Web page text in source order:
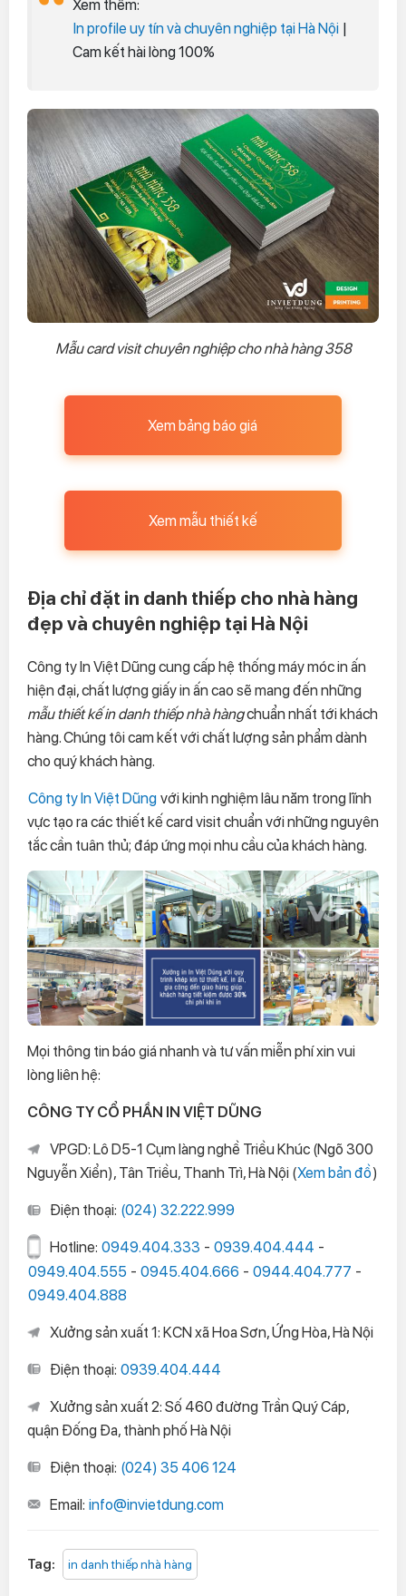
Xem thêm:
In profile uy tín và chuyên nghiệp tại Hà Nội |
Cam kết hài lòng 100%
Mẫu card visit chuyên nghiệp cho nhà hàng 358
Xem bảng báo giá
Xem mẫu thiết kế
Địa chỉ đặt in danh thiếp cho nhà hàng
đẹp và chuyên nghiệp tại Hà Nội
Công ty In Việt Dũng cung cấp hệ thống máy móc in ấn
hiện đại, chất lượng giấy in ấn cao sẽ mang đến những
mẫu thiết kế in danh thiếp nhà hàngchuẩn nhất tới khách
hàng. Chúng tôi cam kết với chất lượng sản phẩm dành
cho quý khách hàng.
Công ty In Việt Dũng với kinh nghiệm lâu năm trong lĩnh
vực tạo ra các thiết kế card visit chuẩn với những nguyên
tắc cần tuân thủ; đáp ứng mọi nhu cầu của khách hàng.
Mọi thông tin báo giá nhanh và tư vấn miễn phí xin vui
lòng liên hệ:
CÔNG TY CỔ PHẦN IN VIỆT DŨNG
VPGD: Lô D5-1 Cụm làng nghề Triều Khúc (Ngõ 300
Nguyễn Xiển), Tân Triều, Thanh Trì, Hà Nội (Xem bản đồ)
Điện thoại: (024) 32.222.999
Hotline: 0949.404.333 - 0939.404.444 -
0949.404.555 - 0945.404.666 - 0944.404.777 -
0949.404.888
Xưởng sản xuất 1: KCN xã Hoa Sơn, Ứng Hòa, Hà Nội
Điện thoại: 0939.404.444
Xưởng sản xuất 2: Số 460 đường Trần Quý Cáp,
quận Đống Đa, thành phố Hà Nội
Điện thoại: (024) 35 406 124
Email: info@invietdung.com
Tag: in danh thiếp nhà hàng